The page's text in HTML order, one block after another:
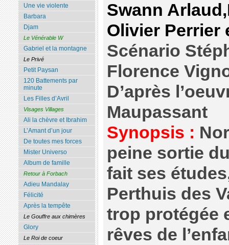
Swann
Olivier Perrier
Scénario
Florence
D’après
Maupassant
Synopsis :
peine sortie
fait ses
Perthuis des
trop protégée
rêves de
Une vie violente
Barbara
Djam
Le Vénérable W
Gabriel et la montagne
Le Privé
Petit Paysan
120 Battements par
minute
Les Filles d’Avril
Visages Villages
Ali la chèvre et Ibrahim
L’Amant d’un jour
De toutes mes forces
Mister Universo
Album de famille
Retour à Forbach
Adieu Mandalay
Félicité
Après la tempête
Le Gouffre aux chimères
Glory
Le Roi de coeur